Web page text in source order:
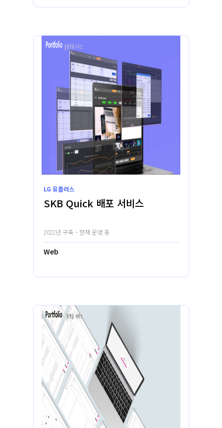
LG 유플러스
SKB Quick 배포 서비스
2022년 구축 ~ 현재 운영 중
Web